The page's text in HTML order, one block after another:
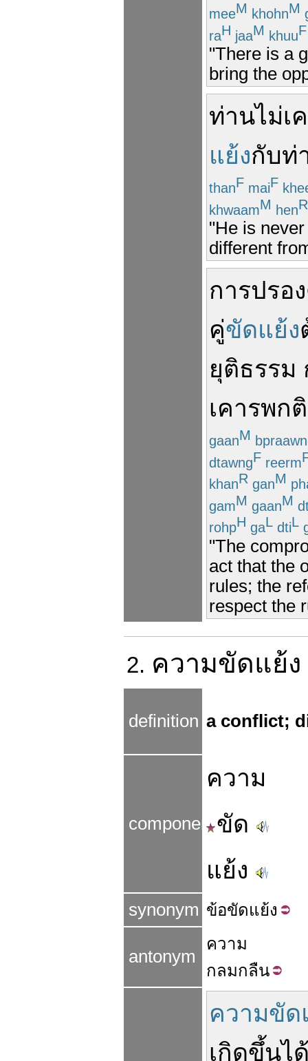
meeM khohnM
raH jaaM khuuF
"There is a
bring the
ท่านไม่เ
แย้งกับท่
thanF maiF
khwaamM henR
"He is
different
การปรอ
คู่ขัดแย้ง
ยุติธรรม
เคารพก
gaanM
dtawngF reerm
khanR ganM
gamM gaanM
rohpH gaL dtiL
"The
act that the
rules; the
respect the
2. ความขัดแย้ง
definition a conflict;
components
ความ
ขัด
แย้ง
synonym ข้อขัดแย้ง
antonym
ความ
กลมกลืน
ความขัด
เกิดขึ้นไ